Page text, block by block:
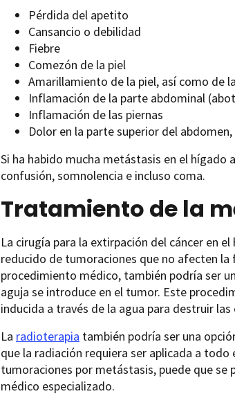
Pérdida del apetito
Cansancio o debilidad
Fiebre
Comezón de la piel
Amarillamiento de la piel, así como de
Inflamación de la parte abdominal
Inflamación de las piernas
Dolor en la parte superior del
Si ha habido mucha metástasis en el
confusión, somnolencia e incluso coma.
Tratamiento de la
La cirugía para la extirpación del cáncer en
reducido de tumoraciones que no afecten
procedimiento médico, también podría ser
aguja se introduce en el tumor. Este
inducida a través de la agua para destruir las
La radioterapia también podría ser una
que la radiación requiera ser aplicada a
tumoraciones por metástasis, puede que se
médico especializado.